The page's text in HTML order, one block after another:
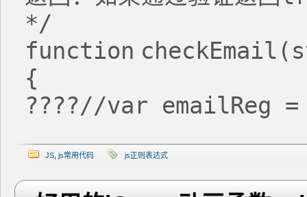
*/
function
{
????//var
JS js常用代码 js正则表达式